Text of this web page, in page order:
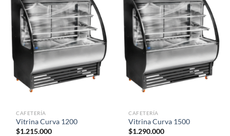
CAFETERÍA
Vitrina Curva 1200
$1.215.000
CAFETERÍA
Vitrina Curva 1500
$1.290.000